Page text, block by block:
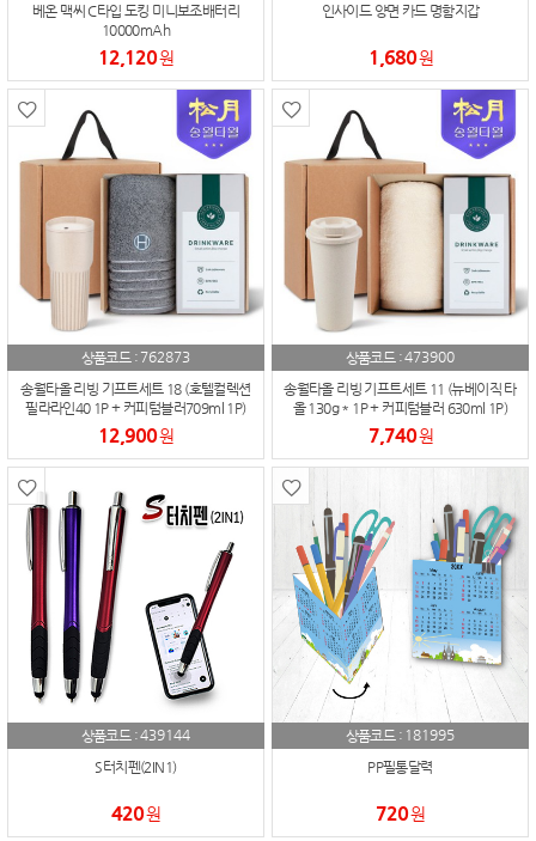
베온 맥씨 C타입 도킹 미니보조배터리
10000mAh
12,120원
인사이드 양면 카드 명함지갑
1,680원
상품코드 : 762873
송월타올 리빙 기프트세트 18 (호텔컬렉션
필라라인40 1P + 커피텀블러709ml 1P)
12,900원
상품코드 :473900
송월타올 리빙 기프트세트 11 (뉴베이직 타
올 130g * 1P + 커피텀블러 630ml 1P)
7,740원
상품코드 :439144
S터치펜(2IN1)
420원
상품코드 : 181995
PP필통달력
720원